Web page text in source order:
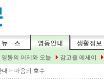
내 > 마음의 호수